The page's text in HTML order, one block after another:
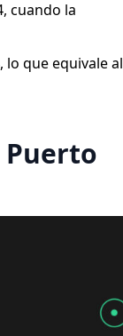
cuando la
que equivale